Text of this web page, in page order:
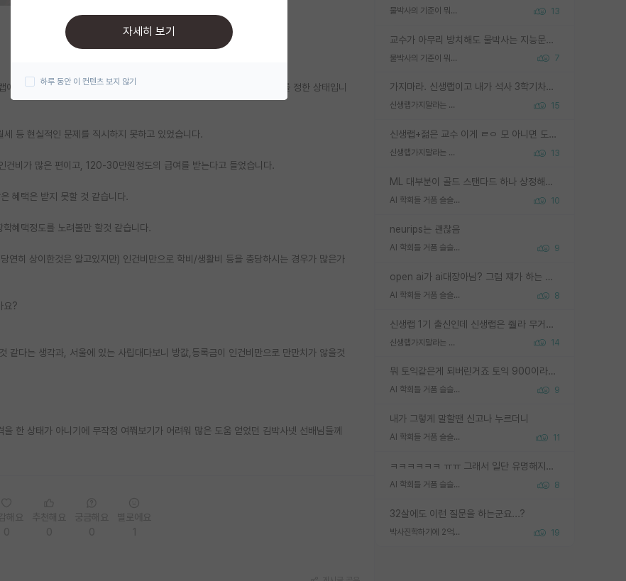
물박사의 기준이 뭐임? 13
교수가 아무리 방치해도 물박사는 지능문제고 본인 의지 문제임. 만물 교수탓 하는 애들이 이상한거임.
물박사의 기준이 뭐임? 7
가지마라. 신생랩이고 내가 석사 3학기차인데 최고참인데 나도 아무것도 모르는데 교수가 후배들 왜 논문 교육 안시키냐. 논문 왜 안 써오냐 닦달한다
신생랩가지말라는 이유가 있었구나 15
신생랩+젊은 교수 이게 ㄹㅇ 모 아니면 도인듯.
신생랩가지말라는 이유가 있었구나 13
ML 대부분이 골드 스탠다드 하나 상정해놓고 (벤치마크 데이터셋이 여러 개면 여러 개 상정) 그거 얼마나 잘 맞추나 싸움임 가끔 번뜩이는 설계 철학을 보여주는 논문들도 있지만 대부분 그거 성적 얼마나 더 올리느라에 혈안이 되어 있는 측면이 잇음
AI 학회들 거품 슬슬 지적이 나오네요 10
neurips는 괜찮음
AI 학회들 거품 슬슬 지적이 나오네요 9
open ai가 ai대장아님? 그럼 쟤가 하는 말이 다 맞겠네
AI 학회들 거품 슬슬 지적이 나오네요 8
신생랩 1기 출신인데 신생랩은 줠라 무거운 바벨 같은거임. 들면 대박인데 못들면 깔려 죽음. 아무도 알려주지 않는 환경에서 자생해야하지만, 일단 살아남았다면 그 어떤 사람보다 악착같고 생존력 높은 사람으로 거듭날 수 있음
신생랩가지말라는 이유가 있었구나 14
뭐 토익같은게 되버린거죠 토익 900이라고 영어잘하는건 아닙니다만 잘하는사람은 다 900을 넘는 그런
AI 학회들 거품 슬슬 지적이 나오네요 9
내가 그렇게 말할땐 신고나 누르더니
AI 학회들 거품 슬슬 지적이 나오네요 11
ㅋㅋㅋㅋㅋㅋ ㅠㅠ 그래서 일단 유명해지는게 중요한거같습니다
AI 학회들 거품 슬슬 지적이 나오네요 8
32살에도 이런 질문을 하는군요...?
박사진학하기에 2억은 괜찮은 (?) 정도의 경제력인가요 19
서 인턴을 마친 후, 교수님께 TO에 대한 확답(?)과 대략적인 연구주제를 정한 상태입니
등 현실적인 문제를 직시하지 못하고 있었습니다.
건비가 많은 편이고, 120-30만원정도의 급여를 받는다고 들었습니다.
혜택은 받지 못할 것 같습니다.
혜택정도를 노려볼만 할것 같습니다.
연히 상이한것은 알고있지만) 인건비만으로 학비/생활비 등을 충당하시는 경우가 많은가
요?
같다는 생각과, 서울에 있는 사립대다보니 방값,등록금이 인건비만으로 만만치가 않을것
한 상태가 아니기에 무작정 여쭤보기가 어려워 많은 도움 얻었던 김박사넷 선배님들께
자세히 보기
하루 동안 이 컨텐츠 보지 않기